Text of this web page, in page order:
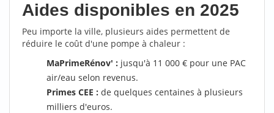
Aides disponibles en 2025
Peu importe la ville, plusieurs aides permettent de
réduire le coût d'une pompe à chaleur :
MaPrimeRénov' : jusqu'à 11 000 € pour une PAC
air/eau selon revenus.
Primes CEE : de quelques centaines à plusieurs
milliers d'euros.